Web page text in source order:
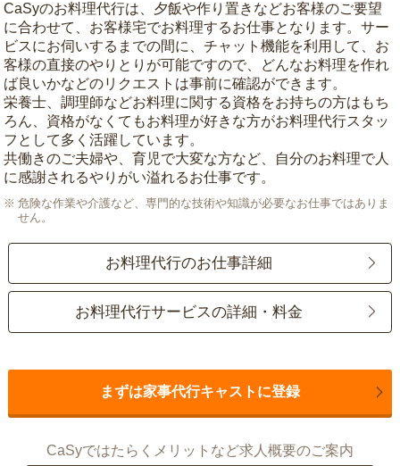
CaSyのお料理代行は、夕飯や作り置きなどお客様のご要望
に合わせて、お客様宅でお料理するお仕事となります。サー
ビスにお伺いするまでの間に、チャット機能を利用して、お
客様の直接のやりとりが可能ですので、どんなお料理を作れ
ば良いかなどのリクエストは事前に確認ができます。
栄養士、調理師などお料理に関する資格をお持ちの方はもち
ろん、資格がなくてもお料理が好きな方がお料理代行スタッ
フとして多く活躍しています。
共働きのご夫婦や、育児で大変な方など、自分のお料理で人
に感謝されるやりがい溢れるお仕事です。
危険な作業や介護など、専門的な技術や知識が必要なお仕事ではありま
せん。
お料理代行のお仕事詳細
お料理代行サービスの詳細・料金
まずは家事代行キャストに登録
CaSyではたらくメリットなど求人概要のご案内